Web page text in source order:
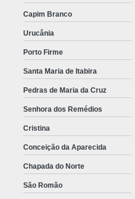
Capim Branco
Urucânia
Porto Firme
Santa Maria de Itabira
Pedras de Maria da Cruz
Senhora dos Remédios
Cristina
Conceição da Aparecida
Chapada do Norte
São Romão